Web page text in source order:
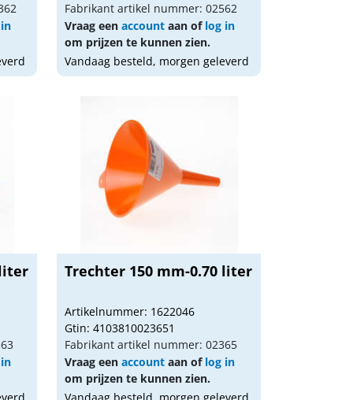
Fabrikant artikel nummer: 02562
Vraag eenaccount aan of log in
om prijzen te kunnen zien.
Vandaag besteld, morgen geleverd
Trechter 150 mm-0.70 liter
Artikelnummer: 1622046
Gtin: 4103810023651
Fabrikant artikel nummer: 02365
Vraag eenaccount aan of log in
om prijzen te kunnen zien.